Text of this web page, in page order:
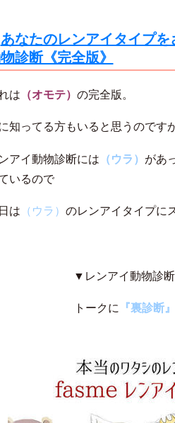
あなたのレンアイタイプ
診断《完全版》
は （オモテ） の完全版。
知ってる方もいると思うのです
アイ動物診断には （ウラ） があ
いるので
は （ウラ） のレンアイタイプに
▼レンアイ動物診
トークに 『裏診断』